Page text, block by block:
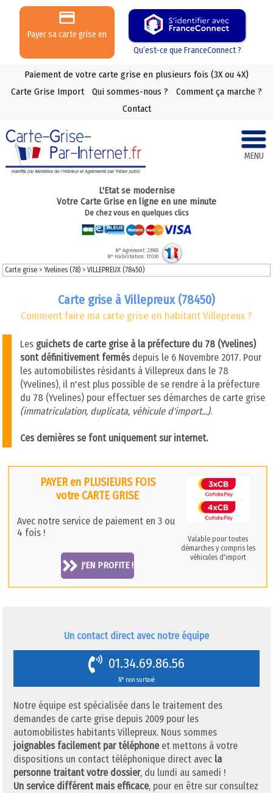
Payer sa carte grise en
Qu’est-ce que FranceConnect ?
Paiement de votre carte grise en plusieurs fois (3X ou 4X)
Carte Grise Import
Qui sommes-nous ?
Comment ça marche ?
Contact
MENU
L'Etat se modernise
Votre Carte Grise en ligne en une minute
De chez vous en quelques clics
N° Agrément: 23965
N° Habilitation: 17030
Carte grise >Yvelines (78)>VILLEPREUX (78450)
Carte grise à Villepreux (78450)
Comment faire ma carte grise en habitant Villepreux ?
Les guichets de carte grise à la préfecture du 78 (Yvelines)
sont définitivement fermésdepuis le 6 Novembre 2017. Pour
les automobilistes résidants à Villepreux dans le 78
(Yvelines), il n'est plus possible de se rendre à la préfecture
du 78 (Yvelines) pour effectuer ses démarches de carte grise
(immatriculation, duplicata, véhicule d'import...).
Ces dernières se font uniquement sur internet.
PAYER en PLUSIEURS FOIS
votre CARTE GRISE
Avec notre service de paiement en 3 ou
4 fois !
J'EN PROFITE !
Valable pour toutes
démarches y compris les
véhicules d'import
Un contact direct avec notre équipe
01.34.69.86.56
N° non surtaxé
Notre équipe est spécialisée dans le traitement des
demandes de carte grise depuis 2009 pour les
automobilistes habitants Villepreux. Nous sommes
joignables facilement par téléphone et mettons à votre
dispositions un contact téléphonique direct avec la
personne traitant votre dossier, du lundi au samedi !
Un service différent mais efficace, pour en être sur consultez